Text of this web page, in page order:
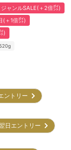
ジャンルSALE(＋2倍㌽)
(＋1倍㌽)
)
ントリー
日エントリー